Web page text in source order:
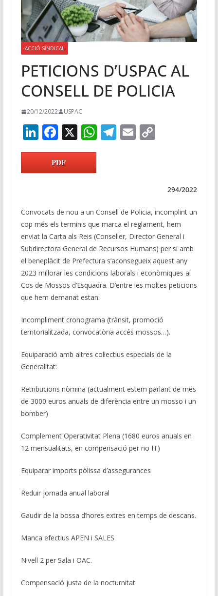
ACCIÓ SINDICAL
PETICIONS D’USPAC AL
CONSELL DE POLICIA
20/12/2022 USPAC
Li
n
k
e
n
F
ac
e
b
o
k
X W
p
p
T
m
E C
n
k
PDF
294/2022
Convocats de nou a un Consell de Policia, incomplint un
cop més els terminis que marca el reglament, hem
enviat la Carta als Reis (Conseller, Director General i
Subdirectora General de Recursos Humans) per si amb
el beneplàcit de Prefectura s’aconsegueix aquest any
2023 millorar les condicions laborals i econòmiques al
Cos de Mossos d’Esquadra. D’entre les moltes peticions
que hem demanat estan:
Incompliment cronograma (trànsit, promoció
territorialitzada, convocatòria accés mossos…).
Equiparació amb altres col·lectius especials de la
Generalitat:
Retribucions nòmina (actualment estem parlant de més
de 3000 euros anuals de diferència entre un mosso i un
bomber)
Complement Operativitat Plena (1680 euros anuals en
12 mensualitats, en compensació per no IT)
Equiparar imports pòlissa d’assegurances
Reduir jornada anual laboral
Gaudir de la bossa d’hores extres en temps de descans.
Manca efectius APEN i SALES
Nivell 2 per Sala i OAC.
Compensació justa de la nocturnitat.